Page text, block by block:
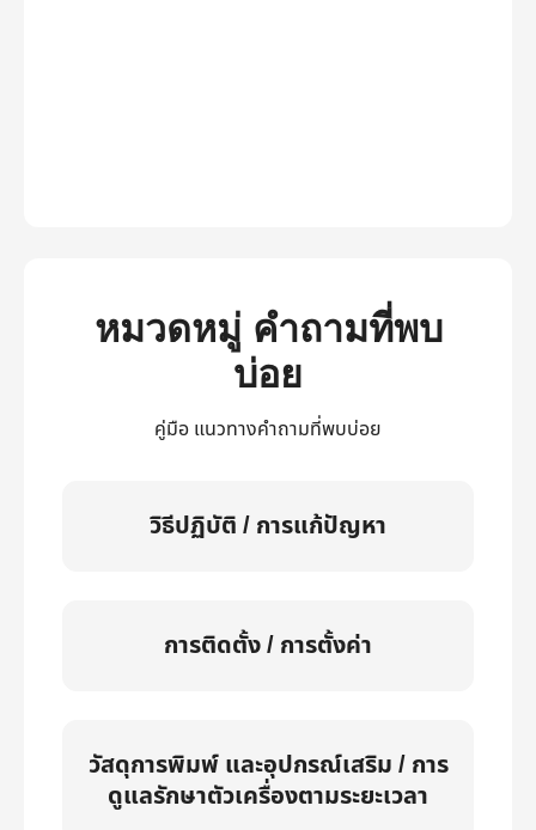
หมวดหมู่ คำถามที่พบ
บ่อย
คู่มือ แนวทางคำถามที่พบบ่อย
วิธีปฏิบัติ / การแก้ปัญหา
การติดตั้ง / การตั้งค่า
วัสดุการพิมพ์ และอุปกรณ์เสริม / การ
ดูแลรักษาตัวเครื่องตามระยะเวลา